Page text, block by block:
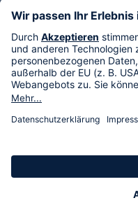
Im TV
HSE International